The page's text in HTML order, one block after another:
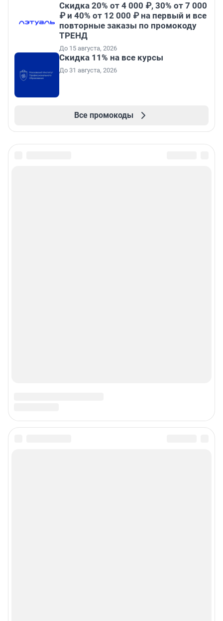
Скидка 20% от 4 000 ₽, 30% от 7 000
₽ и 40% от 12 000 ₽ на первый и все
повторные заказы по промокоду
ТРЕНД
До 15 августа, 2026
Скидка 11% на все курсы
До 31 августа, 2026
Все промокоды